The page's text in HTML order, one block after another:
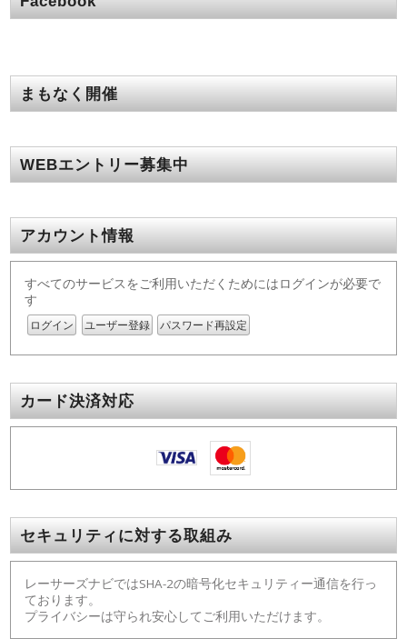
まもなく開催
WEBエントリー募集中
アカウント情報
すべてのサービスをご利用いただくためにはログインが必要で
す
ログイン ユーザー登録 パスワード再設定
カード決済対応
セキュリティに対する取組み
レーサーズナビではSHA-2の暗号化セキュリティー通信を行っ
ております。
プライバシーは守られ安心してご利用いただけます。